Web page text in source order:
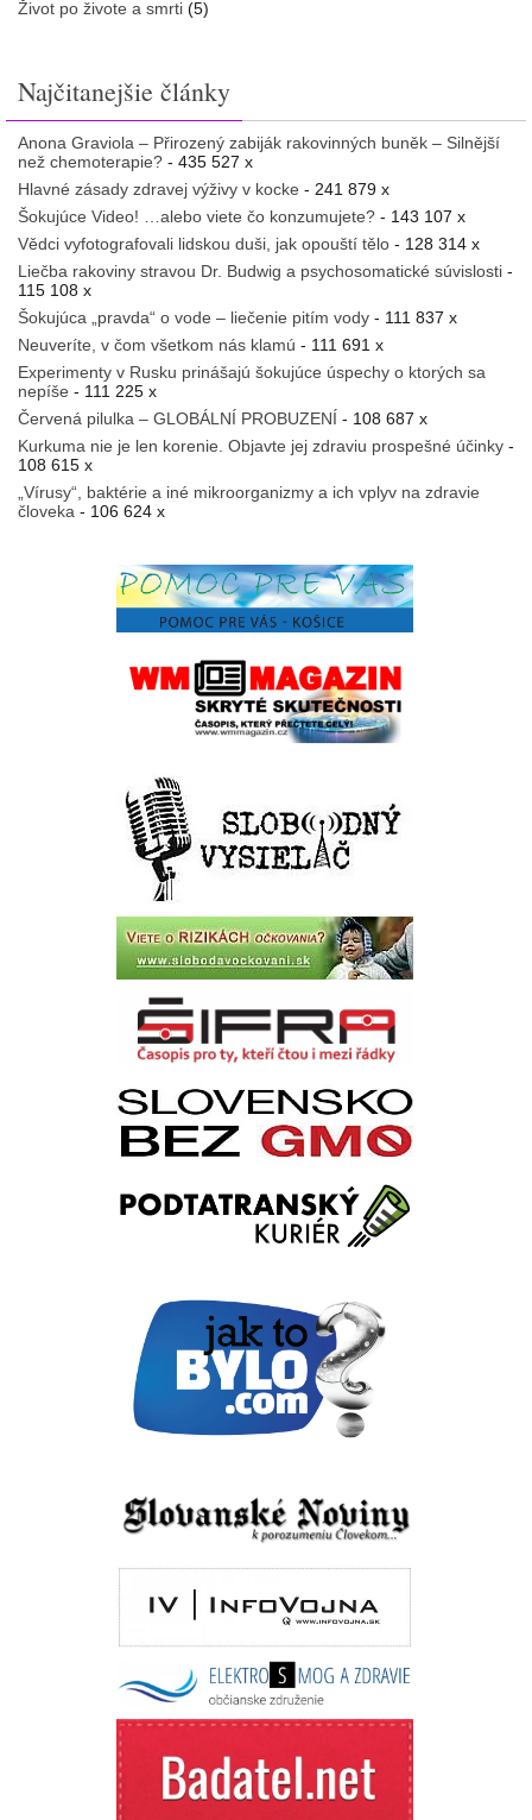
Život po živote a smrti (5)
Najčitanejšie články
Anona Graviola – Přirozený zabiják rakovinných buněk – Silnější
než chemoterapie? - 435 527 x
Hlavné zásady zdravej výživy v kocke - 241 879 x
Šokujúce Video! …alebo viete čo konzumujete? - 143 107 x
Vědci vyfotografovali lidskou duši, jak opouští tělo - 128 314 x
Liečba rakoviny stravou Dr. Budwig a psychosomatické súvislosti -
115 108 x
Šokujúca „pravda“ o vode – liečenie pitím vody - 111 837 x
Neuveríte, v čom všetkom nás klamú - 111 691 x
Experimenty v Rusku prinášajú šokujúce úspechy o ktorých sa
nepíše - 111 225 x
Červená pilulka – GLOBÁLNÍ PROBUZENÍ - 108 687 x
Kurkuma nie je len korenie. Objavte jej zdraviu prospešné účinky -
108 615 x
„Vírusy“, baktérie a iné mikroorganizmy a ich vplyv na zdravie
človeka - 106 624 x